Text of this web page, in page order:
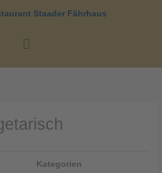
Menü
Kategorien